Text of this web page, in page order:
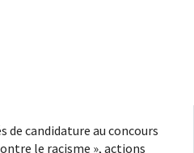
candidature au concours
le racisme », actions